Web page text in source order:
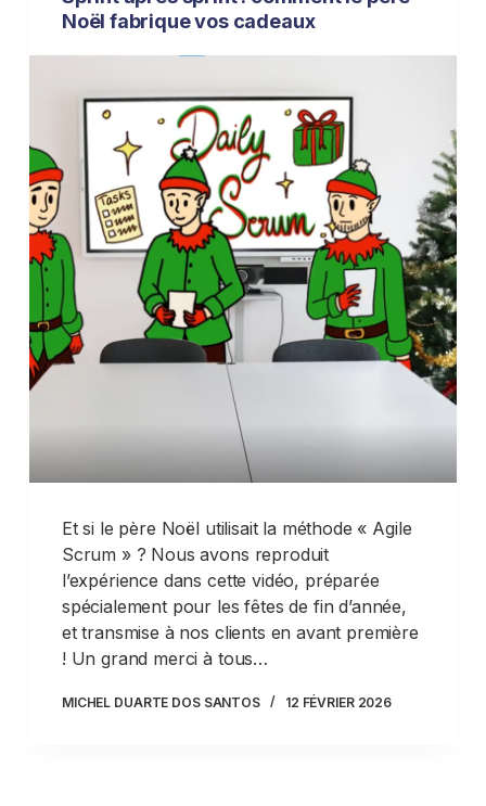
Noël fabrique vos cadeaux
Et si le père Noël utilisait la méthode « Agile
Scrum » ? Nous avons reproduit
l’expérience dans cette vidéo, préparée
spécialement pour les fêtes de fin d’année,
et transmise à nos clients en avant première
! Un grand merci à tous…
MICHEL DUARTE DOS SANTOS 12 FÉVRIER 2026